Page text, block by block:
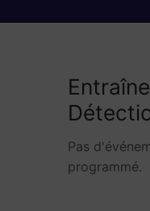
Pas
programmé.